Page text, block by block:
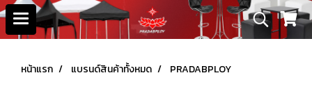
หน้าแรก แบรนด์สินค้าทั้งหมด PRADABPLOY